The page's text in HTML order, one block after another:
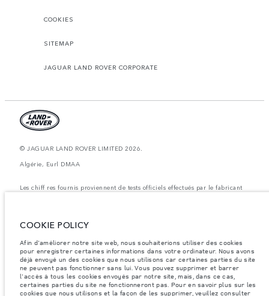
COOKIES
SITEMAP
JAGUAR LAND ROVER CORPORATE
© JAGUAR LAND ROVER LIMITED 2026.
Algérie, Eurl DMAA
Les chiff res fournis proviennent de tests officiels effectués par le fabricant
conformément å la législation européenne en vigueur. La consommation
configurateur peuvent varier d'un marché à l'autre et ne comprennent pas
la disponibilité et les prix.
Les poids indiqués correspondent à des spécifications de véhicule standard.
Les accessoires et autres éléments montés après le point de fabrication
affecteront la charge utile. Assurez-vous que le poids total en charge du
véhicule, les charges maximales par essieu et la charge utile ne sont pas
dépassés lorsque vous chargez des accessoires, des occupants, des liquides
COOKIE POLICY
Afin d'améliorer notre site web, nous souhaiterions utiliser des cookies
pour enregistrer certaines informations dans votre ordinateur. Nous avons
déjà envoyé un des cookies que nous utilisons car certaines parties du site
ne peuvent pas fonctionner sans lui. Vous pouvez supprimer et barrer
l'accès à tous les cookies envoyés par notre site, mais, dans ce cas,
certaines parties du site ne fonctionneront pas. Pour en savoir plus sur les
cookies que nous utilisons et la façon de les supprimer, veuillez consulter